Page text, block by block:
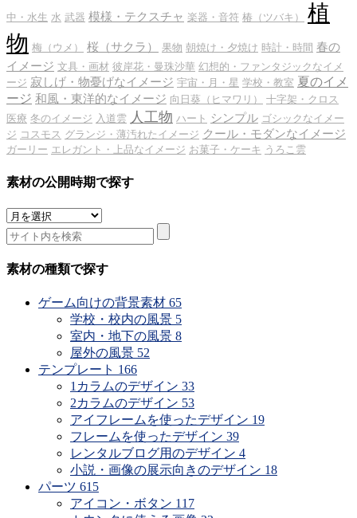
中・水生 水 武器 模様・テクスチャ 楽器・音符 椿（ツバキ）
植
物 梅（ウメ） 桜（サクラ） 果物 朝焼け・夕焼け 時計・時間 春の
イメージ 文具・画材 彼岸花・曼珠沙華 幻想的・ファンタジックなイメ
ージ 寂しげ・物憂げなイメージ 宇宙・月・星 学校・教室 夏のイメ
ージ 和風・東洋的なイメージ 向日葵（ヒマワリ）
十字架・クロス
医療 冬のイメージ 入道雲 人工物 ハート シンプル ゴシックなイメー
ジ コスモス グランジ・薄汚れたイメージ クール・モダンなイメージ
ガーリー エレガント・上品なイメージ お菓子・ケーキ うろこ雲
素材の公開時期で探す
素
材
の
公
素材の種類で探す
ゲーム向けの背景素材 65
学校・校内の風景 5
室内・地下の風景 8
屋外の風景 52
テンプレート 166
1カラムのデザイン 33
2カラムのデザイン 53
アイフレームを使ったデザイン 19
フレームを使ったデザイン 39
レンタルブログ用のデザイン 4
小説・画像の展示向きのデザイン 18
パーツ 615
アイコン・ボタン 117